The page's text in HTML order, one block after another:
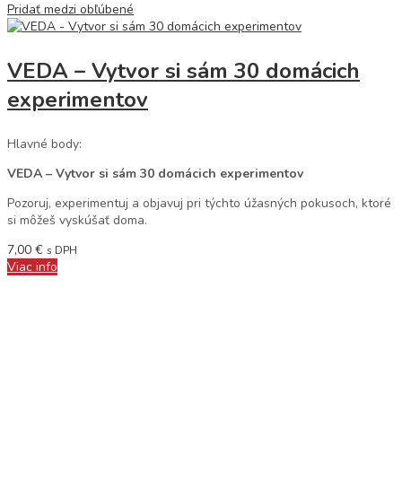
Pridať medzi obľúbené
VEDA – Vytvor si sám 30 domácich
experimentov
Hlavné body:
VEDA – Vytvor si sám 30 domácich experimentov
Pozoruj, experimentuj a objavuj pri týchto úžasných pokusoch, ktoré
si môžeš vyskúšať doma.
7,00 € s DPH
Viac info